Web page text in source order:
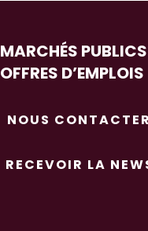
MARCHÉS PUBLICS
OFFRES D’EMPLOIS
NOUS CONTACTER
RECEVOIR LA